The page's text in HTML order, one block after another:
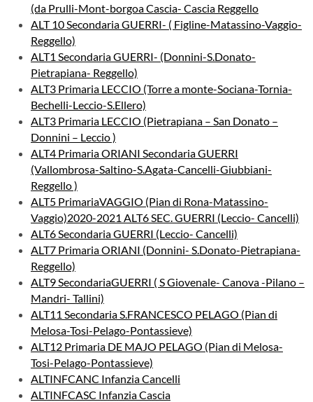
(da Prulli-Mont-borgoa Cascia- Cascia Reggello
ALT 10 Secondaria GUERRI- ( Figline-Matassino-Vaggio-
Reggello)
ALT1 Secondaria GUERRI- (Donnini-S.Donato-
Pietrapiana- Reggello)
ALT3 Primaria LECCIO (Torre a monte-Sociana-Tornia-
Bechelli-Leccio-S.Ellero)
ALT3 Primaria LECCIO (Pietrapiana – San Donato –
Donnini – Leccio )
ALT4 Primaria ORIANI Secondaria GUERRI
(Vallombrosa-Saltino-S.Agata-Cancelli-Giubbiani-
Reggello )
ALT5 PrimariaVAGGIO (Pian di Rona-Matassino-
Vaggio)2020-2021 ALT6 SEC. GUERRI (Leccio- Cancelli)
ALT6 Secondaria GUERRI (Leccio- Cancelli)
ALT7 Primaria ORIANI (Donnini- S.Donato-Pietrapiana-
Reggello)
ALT9 SecondariaGUERRI ( S Giovenale- Canova -Pilano –
Mandri- Tallini)
ALT11 Secondaria S.FRANCESCO PELAGO (Pian di
Melosa-Tosi-Pelago-Pontassieve)
ALT12 Primaria DE MAJO PELAGO (Pian di Melosa-
Tosi-Pelago-Pontassieve)
ALTINFCANC Infanzia Cancelli
ALTINFCASC Infanzia Cascia